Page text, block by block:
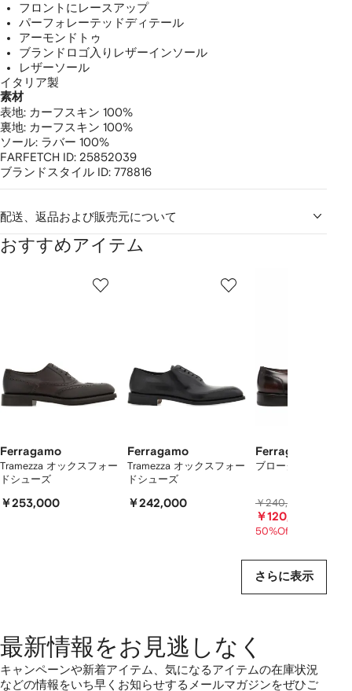
フロントにレースアップ
パーフォレーテッドディテール
アーモンドトゥ
ブランドロゴ入りレザーインソール
レザーソール
イタリア製
素材
表地: カーフスキン 100%
裏地: カーフスキン 100%
ソール: ラバー 100%
FARFETCH ID: 25852039
ブランドスタイル ID: 778816
配送、返品および販売元について
おすすめアイテム
Ferragamo
Tramezza オックスフォー
ドシューズ
￥253,000
Ferragamo
Tramezza オックスフォー
ドシューズ
￥242,000
Ferragamo
ブローグシューズ
￥240,600
￥120,000
50%Off
さらに表示
最新情報をお見逃しなく
キャンペーンや新着アイテム、気になるアイテムの在庫状況
などの情報をいち早くお知らせするメールマガジンをぜひご